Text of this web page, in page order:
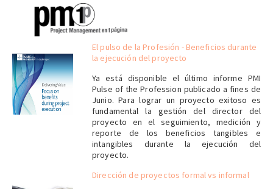
El pulso de la Profesión - Beneficios durante
la ejecución del proyecto
Ya está disponible el último informe PMI
Pulse of the Profession publicado a fines de
Junio. Para lograr un proyecto exitoso es
fundamental la gestión del director del
proyecto en el seguimiento, medición y
reporte de los beneficios tangibles e
intangibles durante la ejecución del
proyecto.
Dirección de proyectos formal vs informal